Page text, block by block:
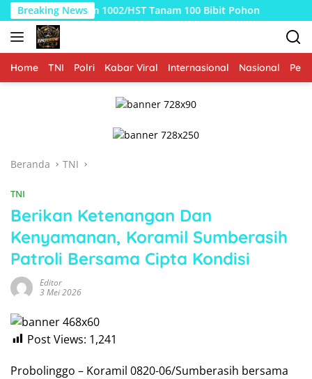
Langsung
ke
konten
Breaking News
Kodim 1002/HST Tanam 100 Bibit Pohon TMMD Ke-
Home TNI Polri Kabar Viral Internasional Nasional
Beranda TNI
TNI
Berikan Ketenangan Dan
Kenyamanan, Koramil Sumberasih
Patroli Bersama Cipta Kondisi
Editor
3 Mei 2026
Post Views: 1,241
Probolinggo – Koramil 0820-06/Sumberasih bersama